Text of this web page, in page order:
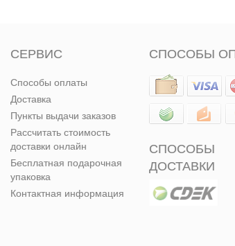
СЕРВИС
Способы оплаты
Доставка
Пункты выдачи заказов
Рассчитать стоимость
доставки онлайн
Бесплатная подарочная
упаковка
Контактная информация
СПОСОБЫ
СПОСОБЫ
ДОСТАВКИ